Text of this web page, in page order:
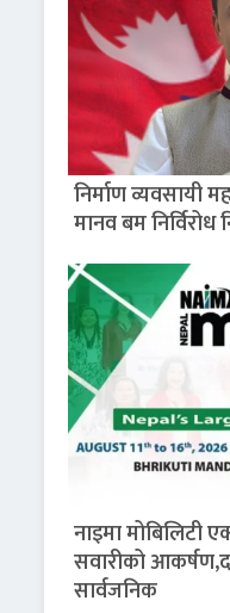
निर्माण व्यवसायी
मानव बम निर्विरोध
नाइमा मोबिलिटी
सवारीको
सार्वजनिक